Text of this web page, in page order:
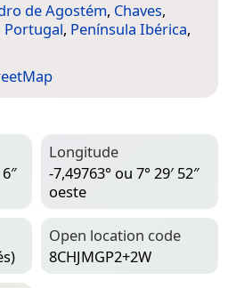
de Agostém, Chaves,
Portugal, Península Ibérica,
Longitude
-7,49763° ou 7° 29′ 52″
oeste
Open location code
8CHJMGP2+2W